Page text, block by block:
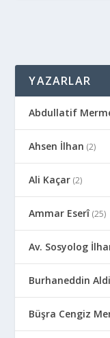
YAZARLAR
Abdullatif
Ahsen İlhan (2)
Ali Kaçar (2)
Ammar Eserî(25)
Av. Sosyolog
Burhaneddin
Büşra Cengiz